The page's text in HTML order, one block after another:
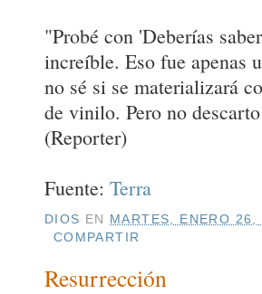
"Probé con 'Deberías
increíble. Eso fue apenas
no sé si se materializará
de vinilo. Pero no
(Reporter)
Fuente: Terra
DIOS EN MARTES, ENERO 26,
COMPARTIR
Resurrección